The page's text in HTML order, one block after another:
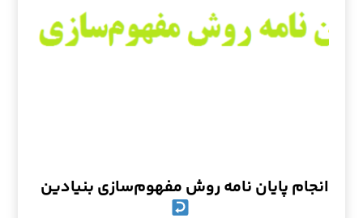
انجام پایان نامه روش مفهوم‌سازی بنیادین